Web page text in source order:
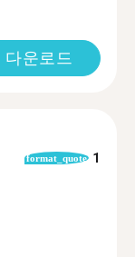
다운로드
format_quote 1